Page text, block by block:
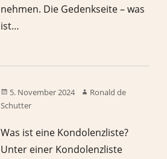
nehmen. Die Gedenkseite – was
ist…
5. November 2024
Ronald de
Schutter
Was ist eine Kondolenzliste?
Unter einer Kondolenzliste